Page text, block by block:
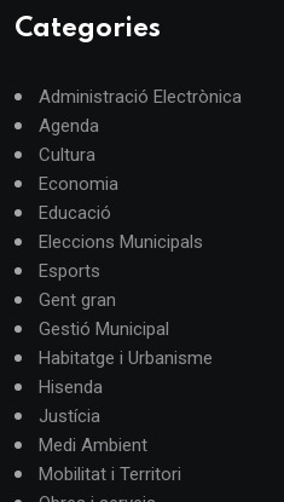
Categories
Administració Electrònica
Agenda
Cultura
Economia
Educació
Eleccions Municipals
Esports
Gent gran
Gestió Municipal
Habitatge i Urbanisme
Hisenda
Justícia
Medi Ambient
Mobilitat i Territori